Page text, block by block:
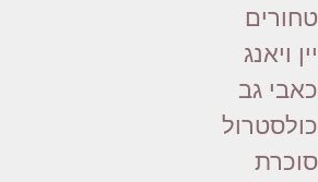
טחורים
יין ויאנג
כאבי גב
כולסטרול
סוכרת